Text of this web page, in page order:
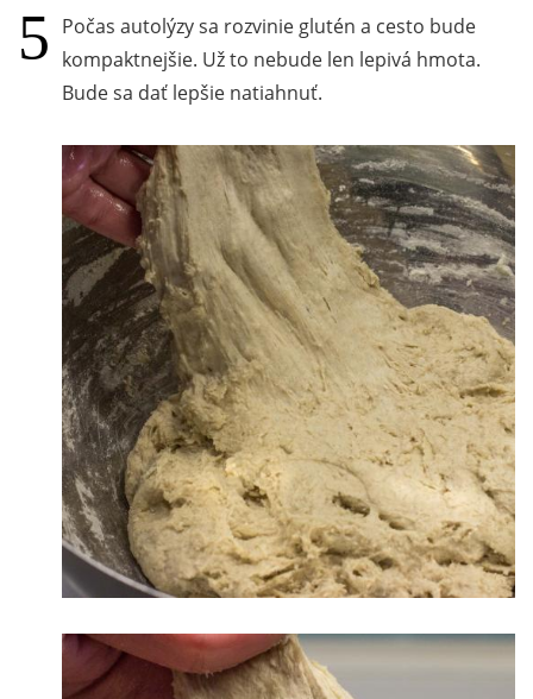
Počas autolýzy sa rozvinie glutén a cesto bude
kompaktnejšie. Už to nebude len lepivá hmota.
Bude sa dať lepšie natiahnuť.